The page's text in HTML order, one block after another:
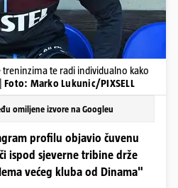
treninzima te radi individualno kako
Foto: Marko Lukunic/PIXSELL
omiljene izvore na Googleu
profilu objavio čuvenu
ispod sjeverne tribine drže
većeg kluba od Dinama"